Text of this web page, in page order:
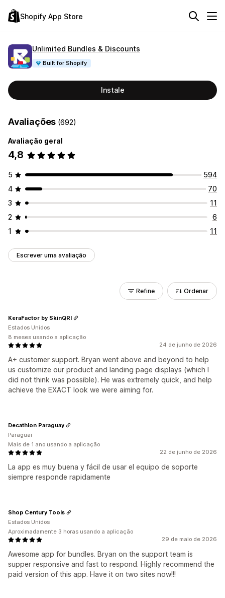
Shopify App Store
Unlimited Bundles & Discounts
Built for Shopify
Instale
Avaliações (692)
Avaliação geral
4,8
5
594
4
70
3
11
2
6
1
11
Escrever uma avaliação
Refine Ordenar
24 de junho de 2026
A+ customer support. Bryan went above and beyond to help
us customize our product and landing page displays (which I
did not think was possible). He was extremely quick, and help
achieve the EXACT look we were aiming for.
KeraFactor by SkinQRI
Estados Unidos
8 meses usando a aplicação
22 de junho de 2026
La app es muy buena y fácil de usar el equipo de soporte
siempre responde rapidamente
Decathlon Paraguay
Paraguai
Mais de 1 ano usando a aplicação
29 de maio de 2026
Awesome app for bundles. Bryan on the support team is
supper responsive and fast to respond. Highly recommend the
paid version of this app. Have it on two sites now!!!
Shop Century Tools
Estados Unidos
Aproximadamente 3 horas usando a aplicação